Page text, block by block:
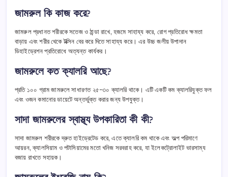
জামরুল কি কাজ করে?
জামরুল প্রধানত শরীরকে সতেজ ও ঠান্ডা রাখে, হজমে সাহায্য করে, রোগ প্রতিরোধ ক্ষমতা
বাড়ায় এবং শরীর থেকে টক্সিন বের করে দিতে সাহায্য করে। এর উচ্চ জলীয় উপাদান
ডিহাইড্রেশন প্রতিরোধে অত্যন্ত কার্যকর।
জামরুলে কত ক্যালরি আছে?
প্রতি ১০০ গ্রাম জামরুলে সাধারণত ২৫-৩০ ক্যালরি থাকে। এটি একটি কম ক্যালরিযুক্ত ফল
এবং ওজন কমানোর ডায়েটে অন্তর্ভুক্ত করার জন্য উপযুক্ত।
সাদা জামরুলের স্বাস্থ্য উপকারিতা কী কী?
সাদা জামরুল শরীরকে দ্রুত হাইড্রেটেড করে, এতে ক্যালরি কম থাকে এবং অল্প পরিমাণে
আয়রন, ক্যালসিয়াম ও পটাসিয়ামের মতো খনিজ সরবরাহ করে, যা ইলেকট্রোলাইট ভারসাম্য
বজায় রাখতে সহায়ক।